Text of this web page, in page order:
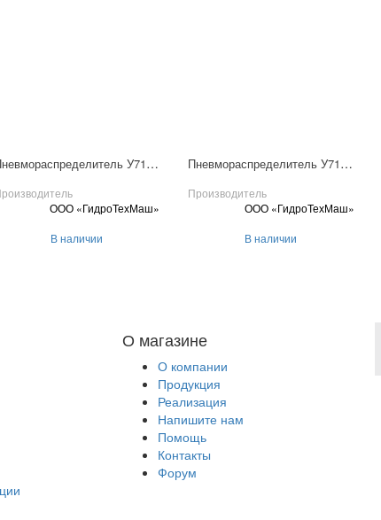
Пневмораспределитель У7126Б-3
ООО «ГидроТехМаш»
В наличии
Пневмораспределитель У7126Б-2
Производитель
ООО «ГидроТехМаш»
В наличии
О магазине
О компании
Продукция
Реализация
Напишите нам
Помощь
Контакты
Форум